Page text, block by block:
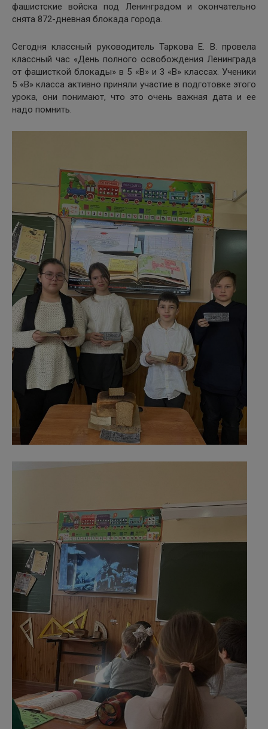
фашистские войска под Ленинградом и окончательно
снята 872-дневная блокада города.
Сегодня классный руководитель Таркова Е. В. провела
классный час «День полного освобождения Ленинграда
от фашисткой блокады» в 5 «В» и 3 «В» классах. Ученики
5 «В» класса активно приняли участие в подготовке этого
урока, они понимают, что это очень важная дата и ее
надо помнить.